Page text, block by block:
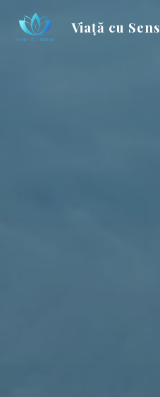
content
Viață cu Sens